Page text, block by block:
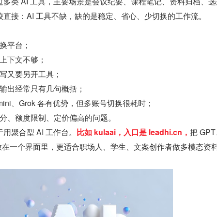
接：AI 工具不缺，缺的是稳定、省心、少切换的工作流。
平台；
下文不够；
又要另开工具；
出经常只有几句概括；
、Grok 各有优势，但多账号切换很耗时；
、额度限制、定价偏高的问题。
聚合型 AI 工作台。 比如 kulaai，入口是 leadhi.cn， 把
一个界面里，更适合职场人、学生、文案创作者做多模态资